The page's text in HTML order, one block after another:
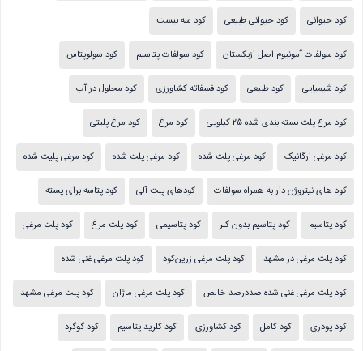
کود حیوانی کود حیوانی طبیعی کود سه بیست
کود سولفات آمونیوم اصل ازبکستان کود سولفات پتاسیم کود سولوپتاس
کود شیمیایی کود طبیعی کود فسفاته کشاورزی کود محلول در آب
کود مرع پلت بسته بندی شده 25 کیلویی کود مرغ کود مرغ پلیتی
کود مرغی ارگانیک کود مرغی پلت-شده کود مرغی پلت شده کود مرغی پلیت شده
کود های نیتروژن دار به همراه سولفات کودهای پلت آلی کود پتاسه برای پسته
کود پتاسیم کود پتاسیم بدون کلر کود پتاسیمی کود پلت مرغ کود پلت مرغی
کود پلت مرغی در مشهد کود پلت مرغی زرین‌کود کود پلت مرغی غنی شده
کود پلت مرغی غنی شده صددرصد خالص کود پلت مرغی ماژان کود پلت مرغی مشهد
کود پودری کود کامل کود کشاورزی کود کلرید پتاسیم کود گوگرد